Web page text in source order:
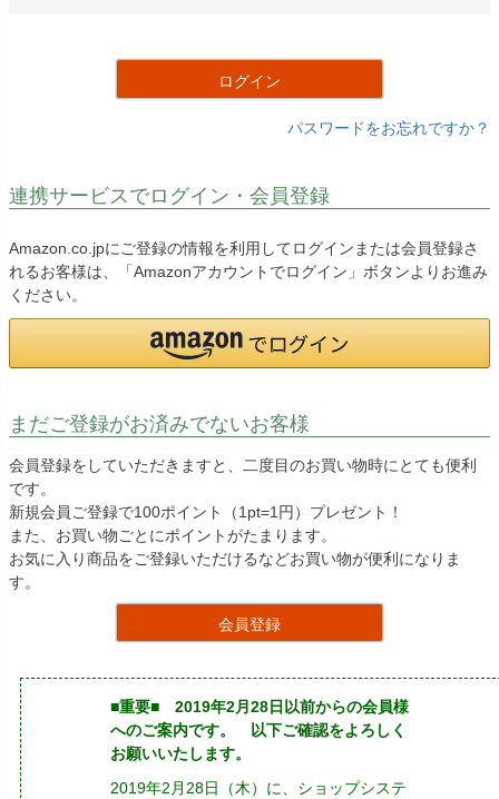
ログイン
パスワードをお忘れですか？
連携サービスでログイン・会員登録
Amazon.co.jpにご登録の情報を利用してログインまたは会員登録さ
れるお客様は、「Amazonアカウントでログイン」ボタンよりお進み
ください。
まだご登録がお済みでないお客様
会員登録をしていただきますと、二度目のお買い物時にとても便利
です。
新規会員ご登録で100ポイント（1pt=1円）プレゼント！
また、お買い物ごとにポイントがたまります。
お気に入り商品をご登録いただけるなどお買い物が便利になりま
す。
会員登録
■重要■ 2019年2月28日以前からの会員様
へのご案内です。 以下ご確認をよろしく
お願いいたします。
2019年2月28日（木）に、ショップシステ